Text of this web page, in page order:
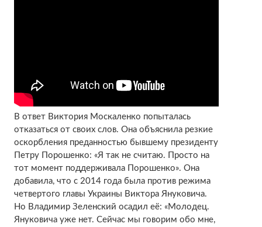
В ответ Виктория Москаленко попыталась
отказаться от своих слов. Она объяснила резкие
оскорбления преданностью бывшему президенту
Петру Порошенко: «Я так не считаю. Просто на
тот момент поддерживала Порошенко». Она
добавила, что с 2014 года была против режима
четвертого главы Украины Виктора Януковича.
Но Владимир Зеленский осадил её: «Молодец.
Януковича уже нет. Сейчас мы говорим обо мне,